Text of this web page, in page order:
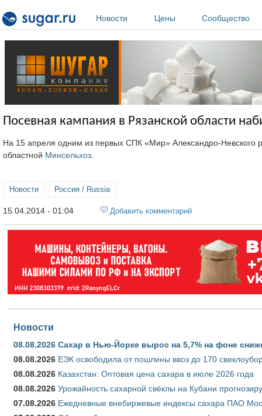
Новости
Цены Сообщество
Посевная кампания в Рязанской области
На 15 апреля одним из первых СПК «Мир» Александро-Невского
областной Минсельхоз
Новости Россия / Russia
15.04.2014 - 01:04 Добавить комментарий
Новости
08.08.2026 Сахар в Нью-Йорке вырос на 5,7% на фоне
08.08.2026 ЕЭК освободила от пошлины ввоз до 170
08.08.2026 Казахстан: Оптовая цена сахара в июле 2026 года
08.08.2026 Урожайность сахарной свёклы на Кубани
07.08.2026 Ежедневные внебиржевые индексы сахара ПАО